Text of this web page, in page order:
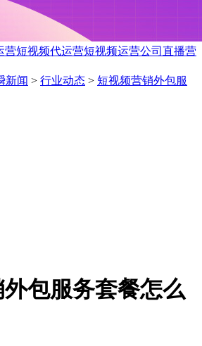
营短视频代运营短视频运营公司 直播营
新闻 > 行业动态 > 短视频营销外包服
包服务套餐怎么